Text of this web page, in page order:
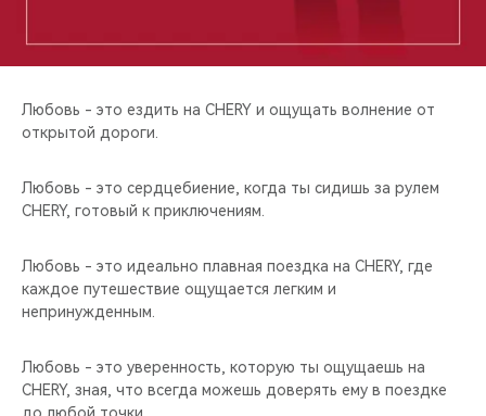
CHERY И СПОРТ
CHERY ДЛЯ ДЕТЕЙ
Любовь - это ездить на CHERY и ощущать волнение от
открытой дороги.
Любовь - это сердцебиение, когда ты сидишь за рулем
CHERY, готовый к приключениям.
Любовь - это идеально плавная поездка на CHERY, где
каждое путешествие ощущается легким и
непринужденным.
Любовь - это уверенность, которую ты ощущаешь на
CHERY, зная, что всегда можешь доверять ему в поездке
до любой точки.